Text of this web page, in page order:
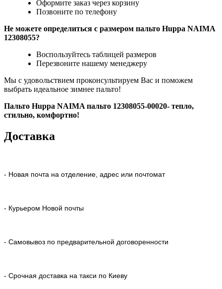
Оформите заказ через корзину
Позвоните по телефону
Не можете определиться с размером пальто Huppa NAIMA
12308055?
Воспользуйтесь таблицей размеров
Перезвоните нашему менеджеру
Мы с удовольствием проконсультируем Вас и поможем
выбрать идеальное зимнее пальто!
Пальто Huppa NAIMA пальто 12308055-00020- тепло,
стильно, комфортно!
Доставка
- Новая почта на отделение, адрес или почтомат
- Курьером Новой почты
- Самовывоз по предварительной договоренности
- Срочная доставка на такси по Киеву